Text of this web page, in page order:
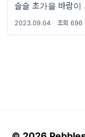
슬슬 초가을 바람이
2023.09.04 · 조회 696